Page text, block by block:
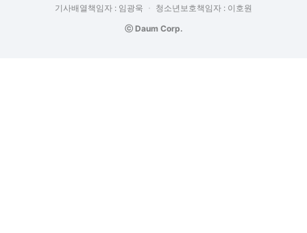
기사배열책임자 : 임광욱
청소년보호책임자 : 이호원
ⓒ Daum Corp.